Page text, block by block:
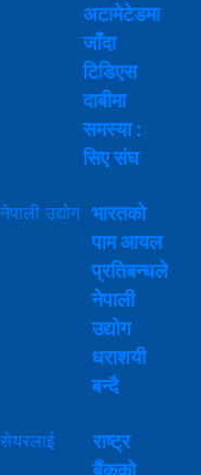
अटामेटेडमा
जाँदा
टिडिएस
दाबीमा
समस्या :
सिए संघ
भारतको
पाम आयल
प्रतिबन्धले
नेपाली
उद्योग
धराशयी
बन्दै
राष्ट्र
बैंकको